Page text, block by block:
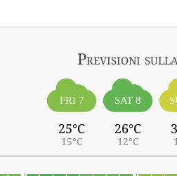
Previsioni
FRI 7
25°C
15°C
SAT 8
26°C
12°C